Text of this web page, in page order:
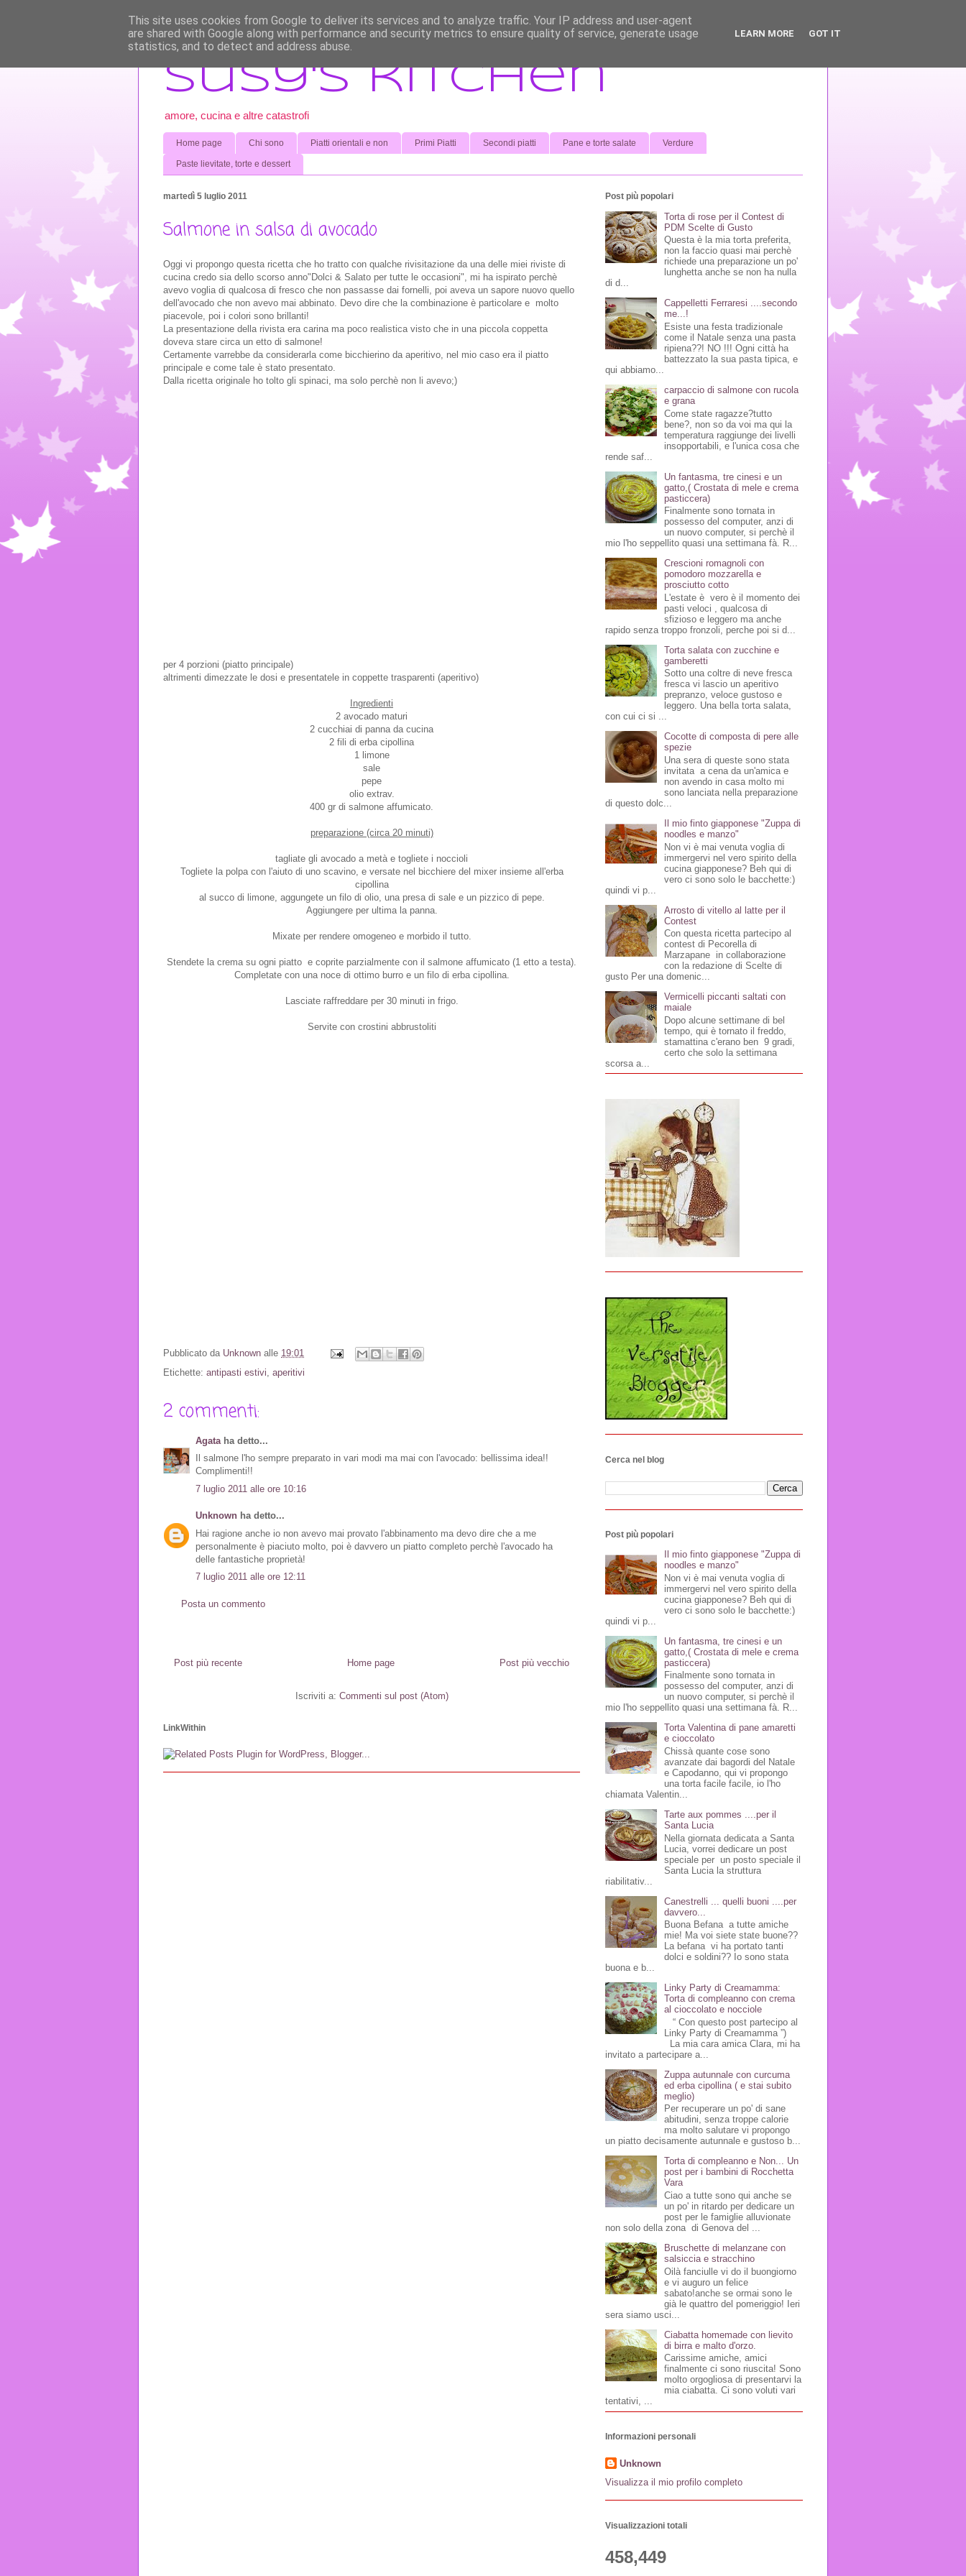
Susy's kitchen
amore, cucina e altre catastrofi
Home page Chi sono Piatti orientali e non Primi Piatti Secondi piatti Pane e torte salate Verdure
Paste lievitate, torte e dessert
martedì 5 luglio 2011
Salmone in salsa di avocado
Oggi vi propongo questa ricetta che ho tratto con qualche rivisitazione da una delle miei riviste di
cucina credo sia dello scorso anno"Dolci & Salato per tutte le occasioni", mi ha ispirato perchè
avevo voglia di qualcosa di fresco che non passasse dai fornelli, poi aveva un sapore nuovo quello
dell'avocado che non avevo mai abbinato. Devo dire che la combinazione è particolare e molto
piacevole, poi i colori sono brillanti!
La presentazione della rivista era carina ma poco realistica visto che in una piccola coppetta
doveva stare circa un etto di salmone!
Certamente varrebbe da considerarla come bicchierino da aperitivo, nel mio caso era il piatto
principale e come tale è stato presentato.
Dalla ricetta originale ho tolto gli spinaci, ma solo perchè non li avevo;)
per 4 porzioni (piatto principale)
altrimenti dimezzate le dosi e presentatele in coppette trasparenti (aperitivo)
Ingredienti
2 avocado maturi
2 cucchiai di panna da cucina
2 fili di erba cipollina
1 limone
sale
pepe
olio extrav.
400 gr di salmone affumicato.
preparazione (circa 20 minuti)
tagliate gli avocado a metà e togliete i noccioli
Togliete la polpa con l'aiuto di uno scavino, e versate nel bicchiere del mixer insieme all'erba
cipollina
al succo di limone, aggungete un filo di olio, una presa di sale e un pizzico di pepe.
Aggiungere per ultima la panna.
Mixate per rendere omogeneo e morbido il tutto.
Stendete la crema su ogni piatto e coprite parzialmente con il salmone affumicato (1 etto a testa).
Completate con una noce di ottimo burro e un filo di erba cipollina.
Lasciate raffreddare per 30 minuti in frigo.
Servite con crostini abbrustoliti
Pubblicato da Unknown alle 19:01
Etichette: antipasti estivi aperitivi
2 commenti:
Agata ha detto...
Il salmone l'ho sempre preparato in vari modi ma mai con l'avocado: bellissima idea!!
Complimenti!!
7 luglio 2011 alle ore 10:16
Unknown ha detto...
Hai ragione anche io non avevo mai provato l'abbinamento ma devo dire che a me
personalmente è piaciuto molto, poi è davvero un piatto completo perchè l'avocado ha
delle fantastiche proprietà!
7 luglio 2011 alle ore 12:11
Posta un commento
Post più recente Post più vecchio
Home page
Iscriviti a: Commenti sul post (Atom)
LinkWithin
Post più popolari
Torta di rose per il Contest di
PDM Scelte di Gusto
Questa è la mia torta preferita,
non la faccio quasi mai perchè
richiede una preparazione un po'
lunghetta anche se non ha nulla
di d...
Cappelletti Ferraresi ....secondo
me...!
Esiste una festa tradizionale
come il Natale senza una pasta
ripiena??! NO !!! Ogni città ha
battezzato la sua pasta tipica, e
qui abbiamo...
carpaccio di salmone con rucola
e grana
Come state ragazze?tutto
bene?, non so da voi ma qui la
temperatura raggiunge dei livelli
insopportabili, e l'unica cosa che
rende saf...
Un fantasma, tre cinesi e un
gatto,( Crostata di mele e crema
pasticcera)
Finalmente sono tornata in
possesso del computer, anzi di
un nuovo computer, si perchè il
mio l'ho seppellito quasi una settimana fà. R...
Crescioni romagnoli con
pomodoro mozzarella e
prosciutto cotto
L'estate è vero è il momento dei
pasti veloci , qualcosa di
sfizioso e leggero ma anche
rapido senza troppo fronzoli, perche poi si d...
Torta salata con zucchine e
gamberetti
Sotto una coltre di neve fresca
fresca vi lascio un aperitivo
prepranzo, veloce gustoso e
leggero. Una bella torta salata,
con cui ci si ...
Cocotte di composta di pere alle
spezie
Una sera di queste sono stata
invitata a cena da un'amica e
non avendo in casa molto mi
sono lanciata nella preparazione
di questo dolc...
Il mio finto giapponese "Zuppa di
noodles e manzo"
Non vi è mai venuta voglia di
immergervi nel vero spirito della
cucina giapponese? Beh qui di
vero ci sono solo le bacchette:)
quindi vi p...
Arrosto di vitello al latte per il
Contest
Con questa ricetta partecipo al
contest di Pecorella di
Marzapane in collaborazione
con la redazione di Scelte di
gusto Per una domenic...
Vermicelli piccanti saltati con
maiale
Dopo alcune settimane di bel
tempo, qui è tornato il freddo,
stamattina c'erano ben 9 gradi,
certo che solo la settimana
scorsa a...
Cerca nel blog
Post più popolari
Il mio finto giapponese "Zuppa di
noodles e manzo"
Non vi è mai venuta voglia di
immergervi nel vero spirito della
cucina giapponese? Beh qui di
vero ci sono solo le bacchette:)
quindi vi p...
Un fantasma, tre cinesi e un
gatto,( Crostata di mele e crema
pasticcera)
Finalmente sono tornata in
possesso del computer, anzi di
un nuovo computer, si perchè il
mio l'ho seppellito quasi una settimana fà. R...
Torta Valentina di pane amaretti
e cioccolato
Chissà quante cose sono
avanzate dai bagordi del Natale
e Capodanno, qui vi propongo
una torta facile facile, io l'ho
chiamata Valentin...
Tarte aux pommes ....per il
Santa Lucia
Nella giornata dedicata a Santa
Lucia, vorrei dedicare un post
speciale per un posto speciale il
Santa Lucia la struttura
riabilitativ...
Canestrelli ... quelli buoni ....per
davvero...
Buona Befana a tutte amiche
mie! Ma voi siete state buone??
La befana vi ha portato tanti
dolci e soldini?? Io sono stata
buona e b...
Linky Party di Creamamma:
Torta di compleanno con crema
al cioccolato e nocciole
“ Con questo post partecipo al
Linky Party di Creamamma ”)
La mia cara amica Clara, mi ha
invitato a partecipare a...
Zuppa autunnale con curcuma
ed erba cipollina ( e stai subito
meglio)
Per recuperare un po' di sane
abitudini, senza troppe calorie
ma molto salutare vi propongo
un piatto decisamente autunnale e gustoso b...
Torta di compleanno e Non... Un
post per i bambini di Rocchetta
Vara
Ciao a tutte sono qui anche se
un po' in ritardo per dedicare un
post per le famiglie alluvionate
non solo della zona di Genova del ...
Bruschette di melanzane con
salsiccia e stracchino
Oilà fanciulle vi do il buongiorno
e vi auguro un felice
sabato!anche se ormai sono le
già le quattro del pomeriggio! Ieri
sera siamo usci...
Ciabatta homemade con lievito
di birra e malto d'orzo.
Carissime amiche, amici
finalmente ci sono riuscita! Sono
molto orgogliosa di presentarvi la
mia ciabatta. Ci sono voluti vari
tentativi, ...
Informazioni personali
Unknown
Visualizza il mio profilo completo
Visualizzazioni totali
458,449
This site uses cookies from Google to deliver its services and to analyze traffic. Your IP address and user-agent
are shared with Google along with performance and security metrics to ensure quality of service, generate usage
statistics, and to detect and address abuse.
LEARN MORE GOT IT